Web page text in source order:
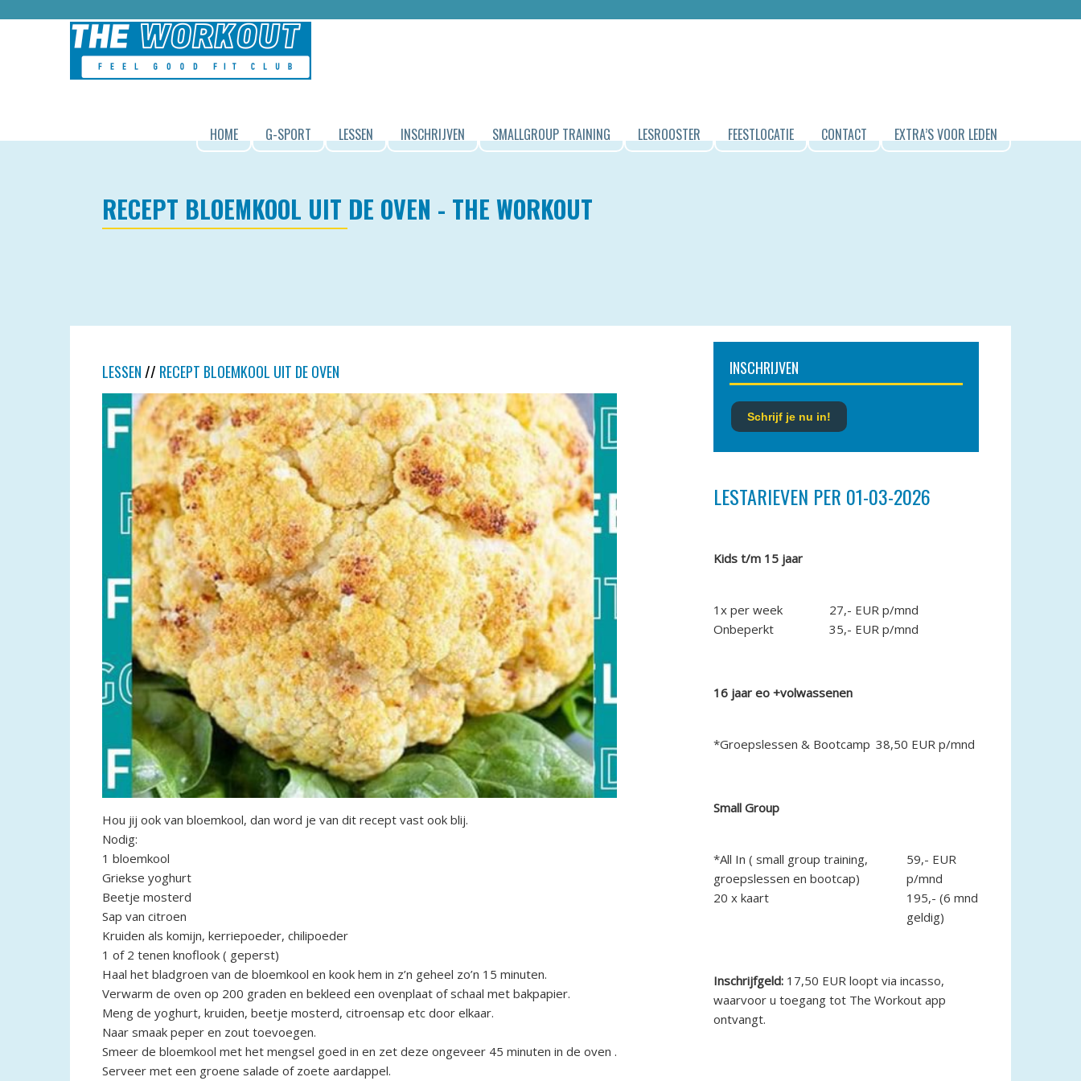
HOME G-SPORT LESSEN INSCHRIJVEN SMALLGROUP TRAINING LESROOSTER FEESTLOCATIE CONTACT EXTRA’S VOOR LEDEN
RECEPT BLOEMKOOL UIT DE OVEN - THE WORKOUT
LESSEN// RECEPT BLOEMKOOL UIT DE OVEN
Hou jij ook van bloemkool, dan word je van dit recept vast ook blij.
Nodig:
1 bloemkool
Griekse yoghurt
Beetje mosterd
Sap van citroen
Kruiden als komijn, kerriepoeder, chilipoeder
1 of 2 tenen knoflook ( geperst)
Haal het bladgroen van de bloemkool en kook hem in z’n geheel zo’n 15 minuten.
Verwarm de oven op 200 graden en bekleed een ovenplaat of schaal met bakpapier.
Meng de yoghurt, kruiden, beetje mosterd, citroensap etc door elkaar.
Naar smaak peper en zout toevoegen.
Smeer de bloemkool met het mengsel goed in en zet deze ongeveer 45 minuten in de oven .
Serveer met een groene salade of zoete aardappel.
INSCHRIJVEN
Schrijf je nu in!
LESTARIEVEN PER 01-03-2026
Kids t/m 15 jaar
1x per week
27,- EUR p/mnd
Onbeperkt
35,- EUR p/mnd
16 jaar eo +volwassenen
*Groepslessen & Bootcamp 38,50 EUR p/mnd
Small Group
*All In ( small group training,
groepslessen en bootcap)
59,- EUR
p/mnd
20 x kaart
195,- (6 mnd
geldig)
Inschrijfgeld: 17,50 EUR loopt via incasso,
waarvoor u toegang tot The Workout app
ontvangt.